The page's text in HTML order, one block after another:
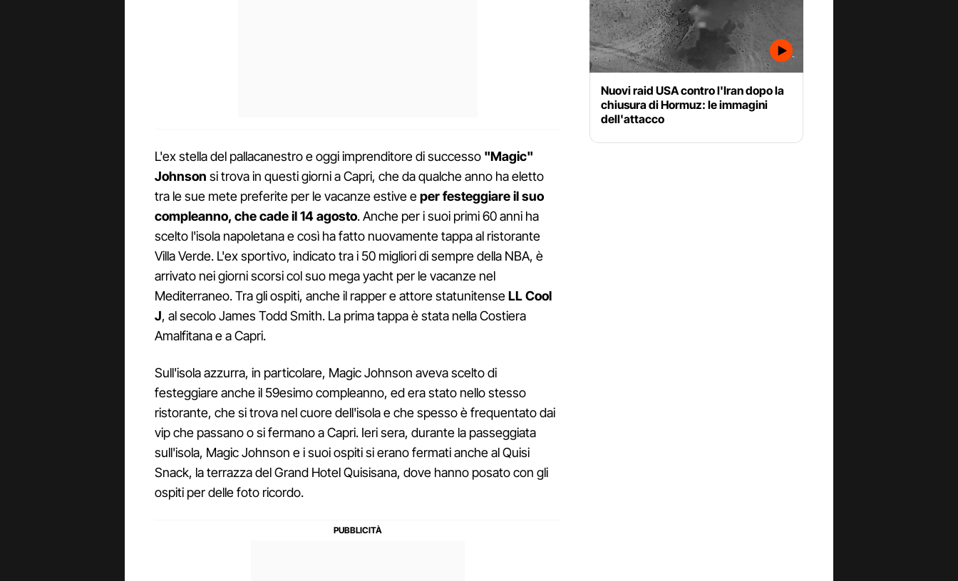
L'ex stella del pallacanestro e oggi imprenditore di successo "Magic"
Johnson si trova in questi giorni a Capri, che da qualche anno ha eletto
tra le sue mete preferite per le vacanze estive eper festeggiare il suo
compleanno, che cade il 14 agosto. Anche per i suoi primi 60 anni ha
scelto l'isola napoletana e così ha fatto nuovamente tappa al ristorante
Villa Verde. L'ex sportivo, indicato tra i 50 migliori di sempre della NBA, è
arrivato nei giorni scorsi col suo mega yacht per le vacanze nel
Mediterraneo. Tra gli ospiti, anche il rapper e attore statunitenseLL Cool
J, al secolo James Todd Smith. La prima tappa è stata nella Costiera
Amalfitana e a Capri.
Sull'isola azzurra, in particolare, Magic Johnson aveva scelto di
festeggiare anche il 59esimo compleanno, ed era stato nello stesso
ristorante, che si trova nel cuore dell'isola e che spesso è frequentato dai
vip che passano o si fermano a Capri. Ieri sera, durante la passeggiata
sull'isola, Magic Johnson e i suoi ospiti si erano fermati anche al Quisi
Snack, la terrazza del Grand Hotel Quisisana, dove hanno posato con gli
ospiti per delle foto ricordo.
Nuovi raid USA contro l'Iran dopo la
chiusura di Hormuz: le immagini
dell'attacco